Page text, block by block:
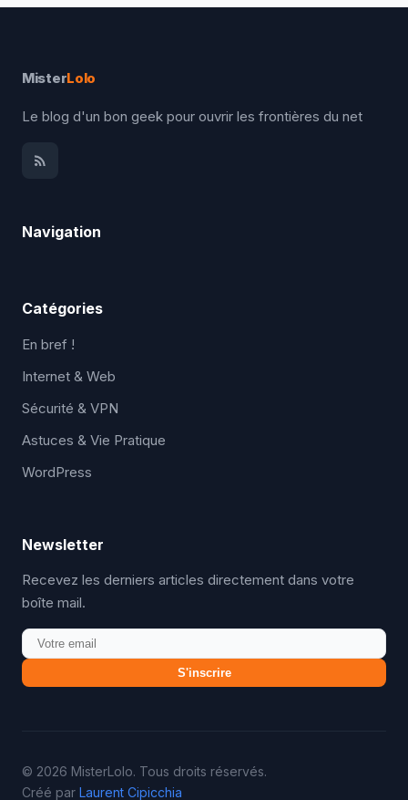
MisterLolo
Le blog d'un bon geek pour ouvrir les frontières du net
Navigation
Catégories
En bref !
Internet & Web
Sécurité & VPN
Astuces & Vie Pratique
WordPress
Newsletter
Recevez les derniers articles directement dans votre
boîte mail.
S'inscrire
© 2026 MisterLolo. Tous droits réservés.
Créé par Laurent Cipicchia